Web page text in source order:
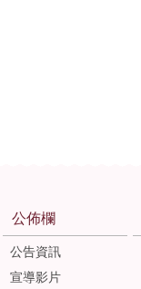
公佈欄
公告資訊
宣導影片